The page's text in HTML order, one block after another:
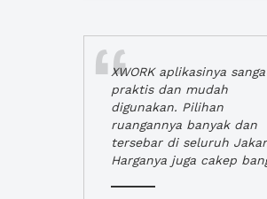
XWORK aplikasinya
praktis dan mudah
digunakan. Pilihan
ruangannya banyak dan
tersebar di seluruh
Harganya juga cakep